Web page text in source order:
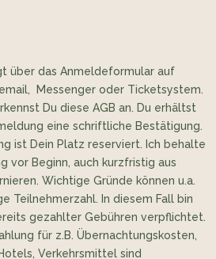
über das Anmeldeformular auf
Messenger oder Ticketsystem.
Du diese AGB an. Du erhältst
eine schriftliche Bestätigung.
ist Dein Platz reserviert. Ich behalte
vor Beginn, auch kurzfristig aus
Wichtige Gründe können u.a.
Teilnehmerzahl. In diesem Fall bin
gezahlter Gebühren verpflichtet.
für z.B. Übernachtungskosten,
Verkehrsmittel sind